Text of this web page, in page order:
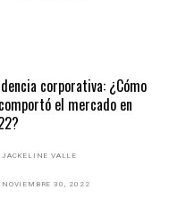
corporativa: ¿Cómo
el mercado en
JACKELINE VALLE
NOVIEMBRE 30, 2022